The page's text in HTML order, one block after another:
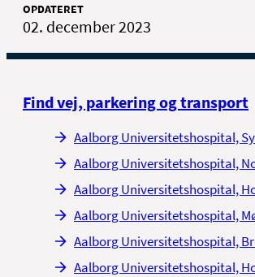
dig. Ring til NT på tlf. 98 11 11 11.
Se afgangs- og ankomsttider i
OPDATERET
02. december 2023
Find vej, parkering og transport
Aalborg Universitetshospital,
Aalborg Universitetshospital,
Aalborg Universitetshospital,
Aalborg Universitetshospital,
Aalborg Universitetshospital,
Aalborg Universitetshospital,